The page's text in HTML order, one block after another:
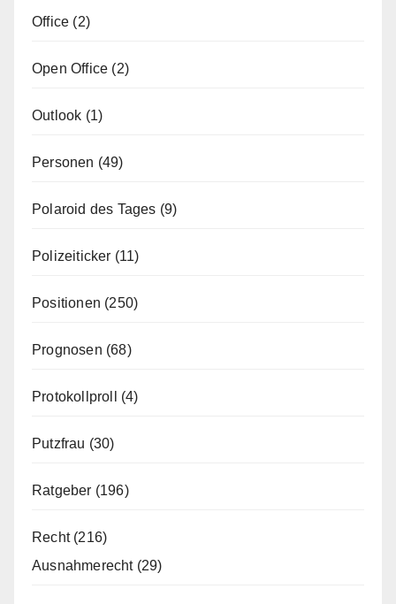
Office (2)
Open Office (2)
Outlook (1)
Personen (49)
Polaroid des Tages (9)
Polizeiticker (11)
Positionen (250)
Prognosen (68)
Protokollproll (4)
Putzfrau (30)
Ratgeber (196)
Recht(216)
Ausnahmerecht(29)